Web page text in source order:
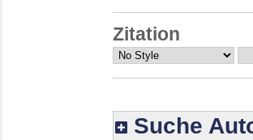
Zitation
Suche